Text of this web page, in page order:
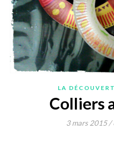
LA
Colliers
3 mars 2015 /